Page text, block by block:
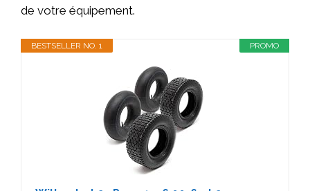
de votre équipement.
PROMO
BESTSELLER NO. 1